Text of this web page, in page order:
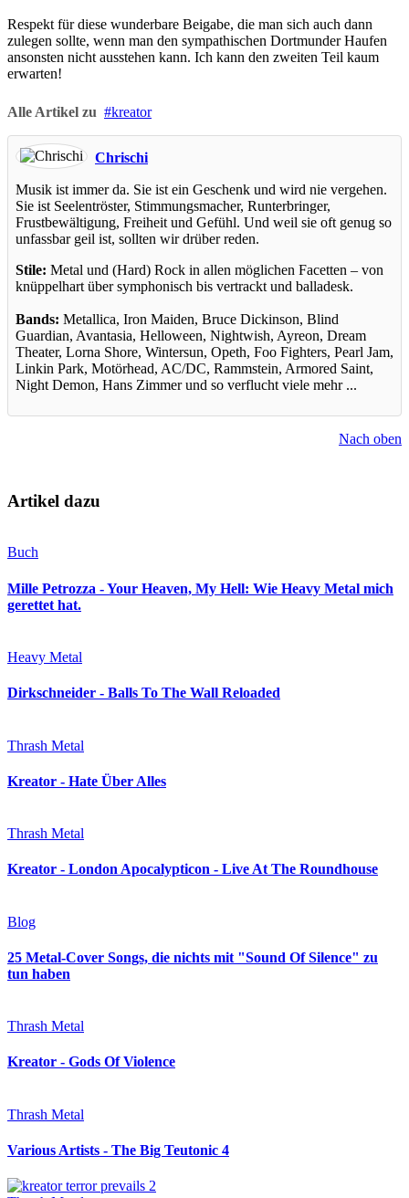
Respekt für diese wunderbare Beigabe, die man sich auch dann
zulegen sollte, wenn man den sympathischen Dortmunder Haufen
ansonsten nicht ausstehen kann. Ich kann den zweiten Teil kaum
erwarten!
Alle Artikel zu kreator
Chrischi
Musik ist immer da. Sie ist ein Geschenk und wird nie vergehen.
Sie ist Seelentröster, Stimmungsmacher, Runterbringer,
Frustbewältigung, Freiheit und Gefühl. Und weil sie oft genug so
unfassbar geil ist, sollten wir drüber reden.
Stile: Metal und (Hard) Rock in allen möglichen Facetten – von
knüppelhart über symphonisch bis vertrackt und balladesk.
Bands: Metallica, Iron Maiden, Bruce Dickinson, Blind
Guardian, Avantasia, Helloween, Nightwish, Ayreon, Dream
Theater, Lorna Shore, Wintersun, Opeth, Foo Fighters, Pearl Jam,
Linkin Park, Motörhead, AC/DC, Rammstein, Armored Saint,
Night Demon, Hans Zimmer und so verflucht viele mehr ...
Nach oben
Artikel dazu
Buch
Mille Petrozza - Your Heaven, My Hell: Wie Heavy Metal mich
gerettet hat.
Heavy Metal
Dirkschneider - Balls To The Wall Reloaded
Thrash Metal
Kreator - Hate Über Alles
Thrash Metal
Kreator - London Apocalypticon - Live At The Roundhouse
Blog
25 Metal-Cover Songs, die nichts mit "Sound Of Silence" zu
tun haben
Thrash Metal
Kreator - Gods Of Violence
Thrash Metal
Various Artists - The Big Teutonic 4